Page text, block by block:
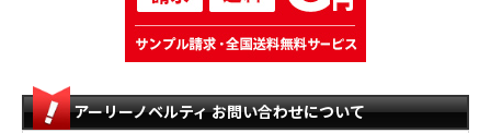
アーリーノベルティ お問い合わせについて